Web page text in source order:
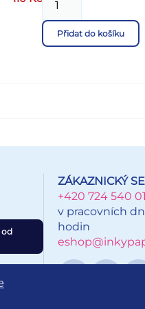
štětec a pár kapek vody.
Stránky obsahují barevné
které po rozetření obrázek
Přidat do košíku
ZÁKAZNICKÝ
+420 724 540
v pracovních
hodin